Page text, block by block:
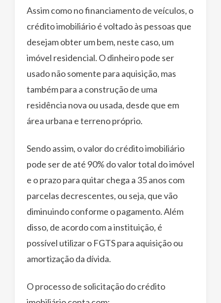
Assim como no financiamento de veículos, o
crédito imobiliário é voltado às pessoas que
desejam obter um bem, neste caso, um
imóvel residencial. O dinheiro pode ser
usado não somente para aquisição, mas
também para a construção de uma
residência nova ou usada, desde que em
área urbana e terreno próprio.
Sendo assim, o valor do crédito imobiliário
pode ser de até 90% do valor total do imóvel
e o prazo para quitar chega a 35 anos com
parcelas decrescentes, ou seja, que vão
diminuindo conforme o pagamento. Além
disso, de acordo com a instituição, é
possível utilizar o FGTS para aquisição ou
amortização da dívida.
O processo de solicitação do crédito